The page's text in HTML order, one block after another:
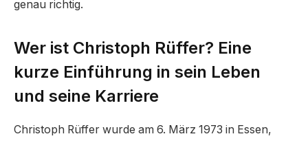
genau richtig.
Wer ist Christoph Rüffer? Eine
kurze Einführung in sein Leben
und seine Karriere
Christoph Rüffer wurde am 6. März 1973 in Essen,